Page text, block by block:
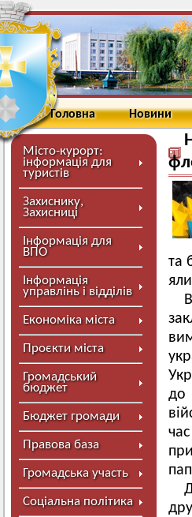
Головна Новини
Місто-курорт:
інформація для
туристів
Захиснику,
Захисниці
Інформація для
ВПО
Інформація
управлінь і відділів
Економіка міста
Проєкти міста
Громадський
бюджет
Бюджет громади
Правова база
Громадська участь
Соціальна політика
та
до